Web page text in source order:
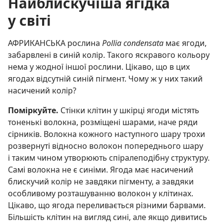
у світі
АФРИКАНСЬКА рослина Pollia condensata має ягоди,
забарвлені в синій колір. Такого яскравого кольору
нема у жодної іншої рослини. Цікаво, що в цих
ягодах відсутній синій пігмент. Чому ж у них такий
насичений колір?
Поміркуйте. Стінки клітин у шкірці ягоди містять
тоненькі волокна, розміщені шарами, наче ряди
сірників. Волокна кожного наступного шару трохи
розвернуті відносно волокон попереднього шару
і таким чином утворюють спіралеподібну структуру.
Самі волокна не є синіми. Ягода має насичений
блискучий колір не завдяки пігменту, а завдяки
особливому розташуванню волокон у клітинах.
Цікаво, що ягода переливається різними барвами.
Більшість клітин на вигляд сині, але якщо дивитись